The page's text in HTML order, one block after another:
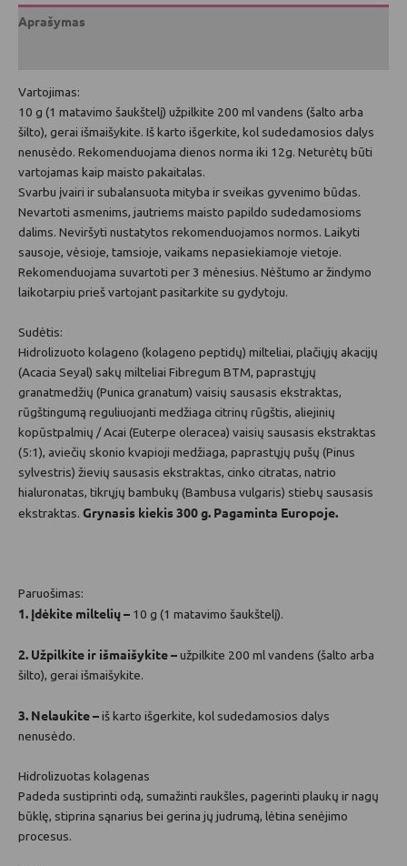
Aprašymas
Vartojimas:
10 g (1 matavimo šaukštelį) užpilkite 200 ml vandens (šalto arba
šilto), gerai išmaišykite. Iš karto išgerkite, kol sudedamosios dalys
nenusėdo. Rekomenduojama dienos norma iki 12g. Neturėtų būti
vartojamas kaip maisto pakaitalas.
Svarbu įvairi ir subalansuota mityba ir sveikas gyvenimo būdas.
Nevartoti asmenims, jautriems maisto papildo sudedamosioms
dalims. Neviršyti nustatytos rekomenduojamos normos. Laikyti
sausoje, vėsioje, tamsioje, vaikams nepasiekiamoje vietoje.
Rekomenduojama suvartoti per 3 mėnesius. Nėštumo ar žindymo
laikotarpiu prieš vartojant pasitarkite su gydytoju.
Sudėtis:
Hidrolizuoto kolageno (kolageno peptidų) milteliai, plačiųjų akacijų
(Acacia Seyal) sakų milteliai Fibregum BTM, paprastųjų
granatmedžių (Punica granatum) vaisių sausasis ekstraktas,
rūgštingumą reguliuojanti medžiaga citrinų rūgštis, aliejinių
kopūstpalmių / Acai (Euterpe oleracea) vaisių sausasis ekstraktas
(5:1), aviečių skonio kvapioji medžiaga, paprastųjų pušų (Pinus
sylvestris) žievių sausasis ekstraktas, cinko citratas, natrio
hialuronatas, tikrųjų bambukų (Bambusa vulgaris) stiebų sausasis
ekstraktas. Grynasis kiekis 300 g. Pagaminta Europoje.
Paruošimas:
1. Įdėkite miltelių – 10 g (1 matavimo šaukštelį).
2. Užpilkite ir išmaišykite –užpilkite 200 ml vandens (šalto arba
šilto), gerai išmaišykite.
3. Nelaukite –iš karto išgerkite, kol sudedamosios dalys
nenusėdo.
Hidrolizuotas kolagenas
Padeda sustiprinti odą, sumažinti raukšles, pagerinti plaukų ir nagų
būklę, stiprina sąnarius bei gerina jų judrumą, lėtina senėjimo
procesus.